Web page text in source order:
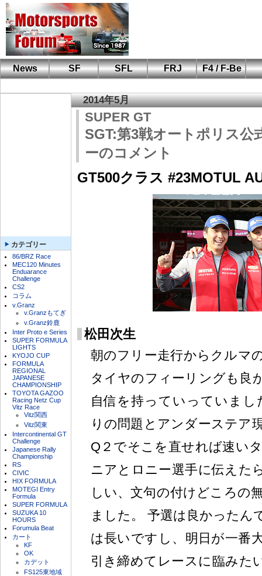
News SF SFL FRJ
F4 / F-Be
カテゴリー
86/BRZ Race
MEC120 Minutes
Enduarance
Challenge
CS2
コラム
v.Granz
v.Granzもてぎ
v.Granz鈴鹿
Inter Proto e Series
SUPER FORMULA
LIGHTS
KYOJO CUP
FORMULA
REGIONAL
JAPANESE
CHAMPIONSHIP
TOYOTA GAZOO
Racing Netz Cup
Vitz Race
Vitz関西
Vitz関東
Intercontinental GT
Challenge
Japanese Rally
Championship
RS
CIVIC
HIX FORMULA
MOTEGI Entry
Formula
SUPER FORMULA
SUZUKA 10
HOURS
Forumula Beat
カート
KF
OK
カデット
FS125東地域
2014年5月
SUPER GT
SGT:第3戦オートポリス
ーのコメント
GT500クラス #23MOTUL
松田次生
朝のフリー走行からクルマ
タイヤのフィーリングも良
自信を持っていっていま
りの問題とアンダーステア
Q２でそこを直せれば速い
ニアとロニー選手に伝えた
しい、文句の付けどころの
ました。 予選は良かったん
は長いですし、明日が一番
引き締めてレースに臨みた